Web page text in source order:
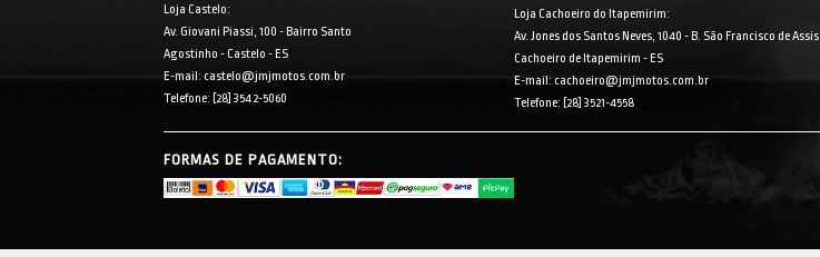
Loja Castelo:
Av. Giovani Piassi, 100 - Bairro Santo
Agostinho - Castelo - ES
E-mail: castelo@jmjmotos.com.br
Telefone: [28] 3542-5060
Loja Cachoeiro do Itapemirim:
Av. Jones dos Santos Neves, 1040 - B. São Francisco de Assis
Cachoeiro de Itapemirim - ES
E-mail: cachoeiro@jmjmotos.com.br
Telefone: [28] 3521-4558
FORMAS DE PAGAMENTO: